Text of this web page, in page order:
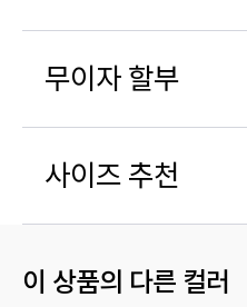
무이자 할부
사이즈 추천
이 상품의 다른 컬러